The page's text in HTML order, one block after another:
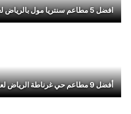
افضل 5 مطاعم سنتريا مول بالرياض لعام 2026
أفضل 9 مطاعم حي غرناطة الرياض لعام 2026